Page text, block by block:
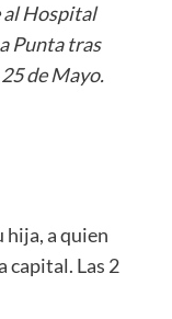
al Hospital
Punta tras
de Mayo.
hija, a quien
capital. Las 2